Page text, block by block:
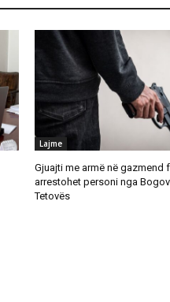
Lajme
Gjuajti me armë në gazmend
arrestohet personi nga
Tetovës